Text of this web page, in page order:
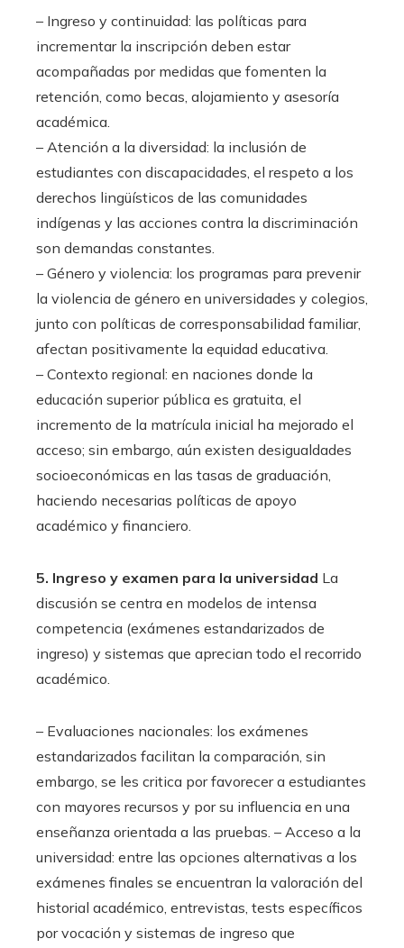
– Ingreso y continuidad: las políticas para
incrementar la inscripción deben estar
acompañadas por medidas que fomenten la
retención, como becas, alojamiento y asesoría
académica.
– Atención a la diversidad: la inclusión de
estudiantes con discapacidades, el respeto a los
derechos lingüísticos de las comunidades
indígenas y las acciones contra la discriminación
son demandas constantes.
– Género y violencia: los programas para prevenir
la violencia de género en universidades y colegios,
junto con políticas de corresponsabilidad familiar,
afectan positivamente la equidad educativa.
– Contexto regional: en naciones donde la
educación superior pública es gratuita, el
incremento de la matrícula inicial ha mejorado el
acceso; sin embargo, aún existen desigualdades
socioeconómicas en las tasas de graduación,
haciendo necesarias políticas de apoyo
académico y financiero.
5. Ingreso y examen para la universidad La
discusión se centra en modelos de intensa
competencia (exámenes estandarizados de
ingreso) y sistemas que aprecian todo el recorrido
académico.
– Evaluaciones nacionales: los exámenes
estandarizados facilitan la comparación, sin
embargo, se les critica por favorecer a estudiantes
con mayores recursos y por su influencia en una
enseñanza orientada a las pruebas. – Acceso a la
universidad: entre las opciones alternativas a los
exámenes finales se encuentran la valoración del
historial académico, entrevistas, tests específicos
por vocación y sistemas de ingreso que